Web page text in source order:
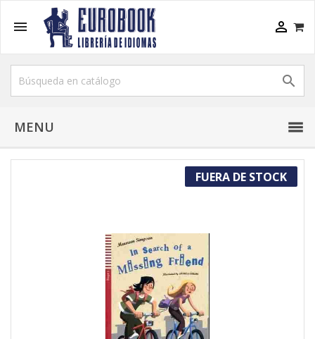
 

MENU
FUERA DE STOCK